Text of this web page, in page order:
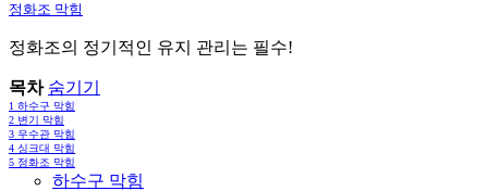
정화조 막힘
정화조의 정기적인 유지 관리는 필수!
목차 숨기기
1 하수구 막힘
2 변기 막힘
3 우수관 막힘
4 싱크대 막힘
5 정화조 막힘
하수구 막힘